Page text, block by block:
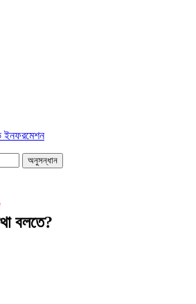
ইনফরমেশন
বলতে?